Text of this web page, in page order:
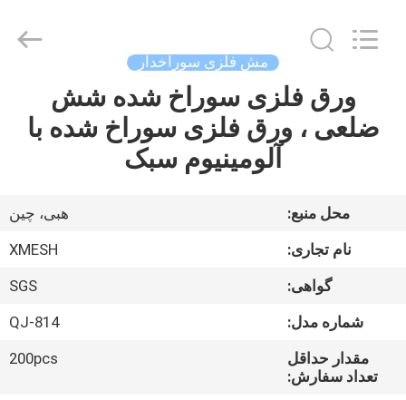
صفحه
اصلی
درباره
کارخانه
مش فلزی سوراخدار
ورق فلزی سوراخ شده شش
ضلعی ، ورق فلزی سوراخ شده با
آلومینیوم سبک
محل منبع:
هبی، چین
نام تجاری:
XMESH
گواهی:
SGS
شماره مدل:
QJ-814
مقدار حداقل
تعداد سفارش:
200pcs